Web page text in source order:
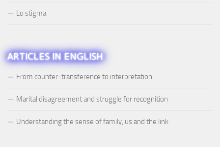
Lo stigma
ARTICLES IN ENGLISH
From counter-transference to interpretation
Marital disagreement and struggle for recognition
Understanding the sense of family, us and the link